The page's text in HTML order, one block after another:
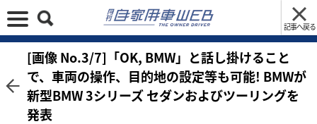
記事へ戻る
[画像 No.3/7]「OK, BMW」と話し掛けること
で、車両の操作、目的地の設定等も可能! BMWが
新型BMW 3シリーズ セダンおよびツーリングを
発表